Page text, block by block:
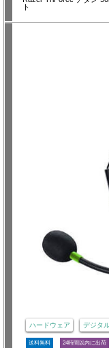
ト
ハードウェア デジタ
送料無料 24時間以内に出荷